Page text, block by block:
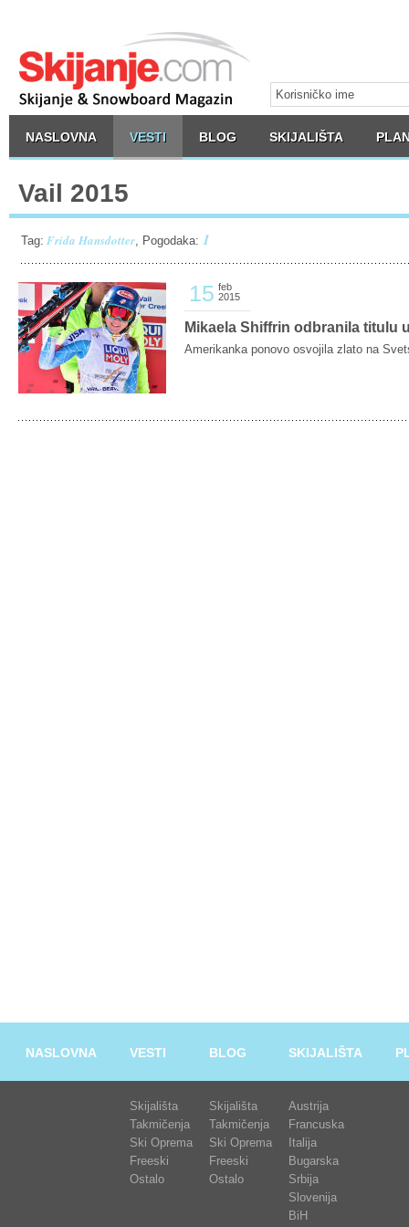
NASLOVNA VESTI BLOG SKIJALIŠTA
Vail 2015
Tag: Frida Hansdotter, Pogodaka: 1
15 feb
2015
Mikaela Shiffrin odbranila titulu
Amerikanka ponovo osvojila zlato na
NASLOVNA VESTI
Skijališta
Takmičenja
Ski Oprema
Freeski
Ostalo
BLOG
Skijališta
Takmičenja
Ski Oprema
Freeski
Ostalo
SKIJALIŠTA
Austrija
Francuska
Italija
Bugarska
Srbija
Slovenija
BiH